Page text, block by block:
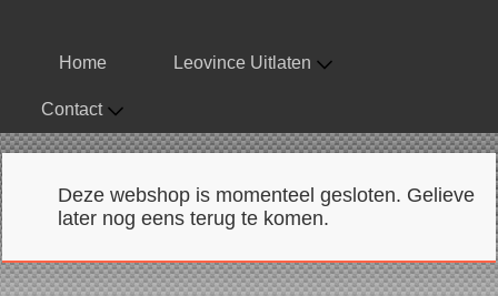
Home Leovince Uitlaten
Contact
Deze webshop is momenteel gesloten. Gelieve
later nog eens terug te komen.